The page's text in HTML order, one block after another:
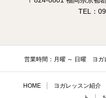
TEL：
営業時間：月曜 ～ 日曜 ヨガ
HOME ヨガレッスン紹介